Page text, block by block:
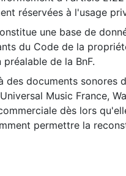
réservées à l'usage
une base de
du Code de la
de la BnF.
des documents sonores
Music France,
dès lors
permettre la